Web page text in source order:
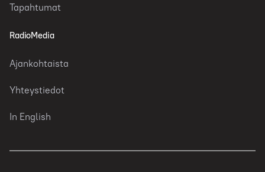
Tapahtumat
RadioMedia
Ajankohtaista
Yhteystiedot
In English